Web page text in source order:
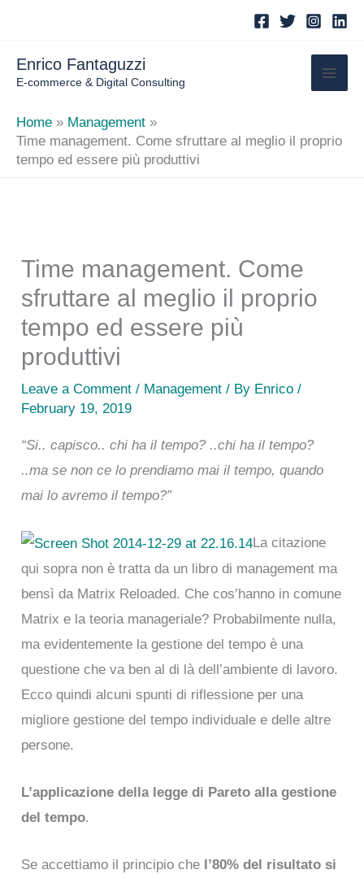
content
Enrico Fantaguzzi
E-commerce & Digital Consulting
Home
Management
Time management. Come sfruttare al meglio il proprio
tempo ed essere più produttivi
Time management. Come
sfruttare al meglio il proprio
tempo ed essere più
produttivi
Leave a Comment / Management / By Enrico/
February 19, 2019
“Si.. capisco.. chi ha il tempo? ..chi ha il tempo?
..ma se non ce lo prendiamo mai il tempo, quando
mai lo avremo il tempo?”
La citazione
qui sopra non è tratta da un libro di management ma
bensì da Matrix Reloaded. Che cos’hanno in comune
Matrix e la teoria manageriale? Probabilmente nulla,
ma evidentemente la gestione del tempo è una
questione che va ben al di là dell’ambiente di lavoro.
Ecco quindi alcuni spunti di riflessione per una
migliore gestione del tempo individuale e delle altre
persone.
L’applicazione della legge di Pareto alla gestione
del tempo.
Se accettiamo il principio che l’80% del risultato si